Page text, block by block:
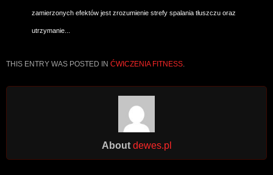
zamierzonych efektów jest zrozumienie strefy spalania tłuszczu oraz
utrzymanie...
THIS ENTRY WAS POSTED IN ĆWICZENIA FITNESS.
About dewes.pl